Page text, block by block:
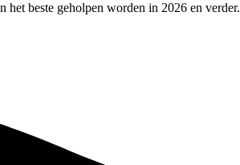
het beste geholpen worden in 2026 en verder.